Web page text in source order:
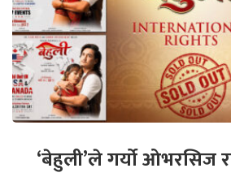
‘बेहुली’ले गर्यो ओभरसिज